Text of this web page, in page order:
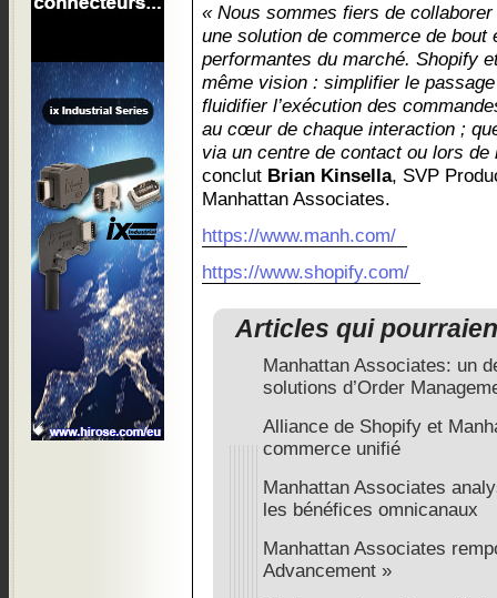
« Nous sommes fiers de
une solution de commerce de bout
performantes du marché. Shopify
même vision : simplifier le
fluidifier l’exécution des
au cœur de chaque interaction ;
via un centre de contact ou lors
conclut Brian Kinsella, SVP
Manhattan Associates.
https://www.manh.com/
https://www.shopify.com/
Articles qui
Manhattan Associates: un
solutions d’Order
Alliance de Shopify et
commerce unifié
Manhattan Associates
les bénéfices omnicanaux
Manhattan Associates
Advancement »